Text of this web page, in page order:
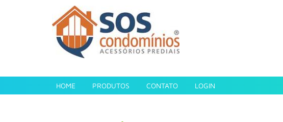
HOME PRODUTOS CONTATO LOGIN